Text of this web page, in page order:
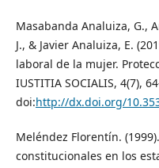
Masabanda Analuiza, G.,
J., & Javier Analuiza, E.
laboral de la mujer.
IUSTITIA SOCIALIS, 4(7),
doi:http://dx.doi.org/
Meléndez Florentín.
constitucionales en los